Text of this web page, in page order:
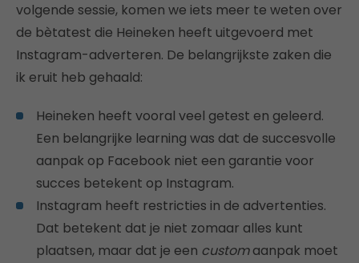
volgende sessie, komen we iets meer te weten over
de bètatest die Heineken heeft uitgevoerd met
Instagram-adverteren. De belangrijkste zaken die
ik eruit heb gehaald:
Heineken heeft vooral veel getest en geleerd.
Een belangrijke learning was dat de succesvolle
aanpak op Facebook niet een garantie voor
succes betekent op Instagram.
Instagram heeft restricties in de advertenties.
Dat betekent dat je niet zomaar alles kunt
plaatsen, maar dat je een customaanpak moet